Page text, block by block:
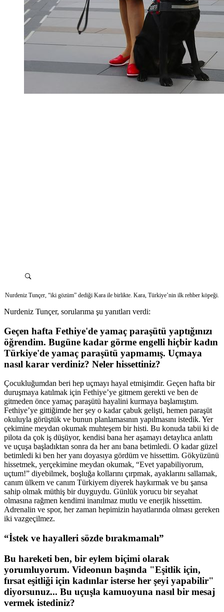
Nurdeniz Tunçer, “iki gözüm” dediği Kara ile birlikte. Kara, Türkiye’nin ilk rehber köpeği.
Nurdeniz Tunçer, sorularıma şu yanıtları verdi:
Geçen hafta Fethiye'de yamaç paraşütü yaptığınızı
öğrendim. Bugüne kadar görme engelli hiçbir kadın
Türkiye'de yamaç paraşütü yapmamış. Uçmaya
nasıl karar verdiniz? Neler hissettiniz?
Çocukluğumdan beri hep uçmayı hayal etmişimdir. Geçen hafta bir
duruşmaya katılmak için Fethiye’ye gitmem gerekti ve ben de
gitmeden önce yamaç paraşütü hayalini kurmaya başlamıştım.
Fethiye’ye gittiğimde her şey o kadar çabuk gelişti, hemen paraşüt
okuluyla görüştük ve bunun planlamasının yapılmasını istedik. Yer
çekimine meydan okumak muhteşem bir histi. Bu konuda tabii ki de
pilota da çok iş düşüyor, kendisi bana her aşamayı detaylıca anlattı
ve uçuşa başladıktan sonra da her anı bana betimledi. O kadar güzel
betimledi ki ben her yanı doyasıya gördüm ve hissettim. Gökyüzünü
hissetmek, yerçekimine meydan okumak, “Evet yapabiliyorum,
uçtum!” diyebilmek, boşluğa kollarını çırpmak, ayaklarını sallamak,
canım ülkem ve canım Türkiyem diyerek haykırmak ve bu şansa
sahip olmak müthiş bir duyguydu. Günlük yorucu bir seyahat
olmasına rağmen kendimi inanılmaz mutlu ve enerjik hissettim.
Adrenalin ve spor, her zaman hepimizin hayatlarında olması gereken
iki vazgeçilmez.
“İstek ve hayalleri sözde bırakmamalı”
Bu hareketi ben, bir eylem biçimi olarak
yorumluyorum. Videonun başında "Eşitlik için,
fırsat eşitliği için kadınlar isterse her şeyi yapabilir"
diyorsunuz... Bu uçuşla kamuoyuna nasıl bir mesaj
vermek istediniz?